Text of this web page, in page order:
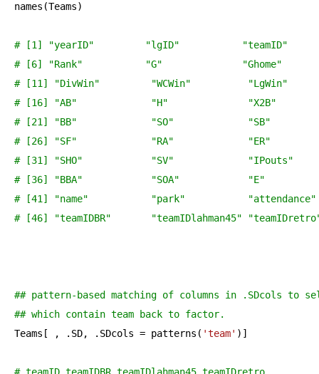
names(Teams)
# [1] "yearID"         "lgID"
# [6] "Rank"           "G"
# [11] "DivWin"         "WCWin"
# [16] "AB"             "H"
# [21] "BB"             "SO"             "SB"
# [26] "SF"             "RA"
# [31] "SHO"            "SV"
# [36] "BBA"            "SOA"
# [41] "name"           "park"
# [46] "teamIDBR"       "teamIDlahman45"
## pattern-based matching of columns in .SDcols to
## which contain team back to factor.
Teams[ , .SD, .SDcols = patterns( 'team' )]